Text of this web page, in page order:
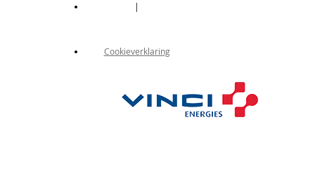
|
Cookieverklaring